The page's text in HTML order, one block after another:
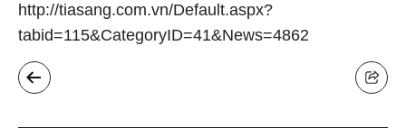
http://tiasang.com.vn/Default.aspx?
tabid=115&CategoryID=41&News=4862